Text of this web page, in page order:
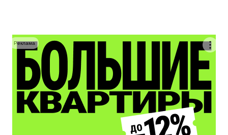
Реклама